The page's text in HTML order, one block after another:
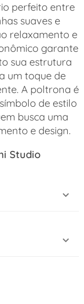
perfeito entre
suaves e
relaxamento e
garante
sua estrutura
um toque de
A poltrona é
de estilo
busca uma
e design.
Studio